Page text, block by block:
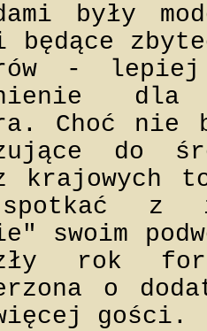
były
-
dla
Choć nie
do
krajowych
z
swoim
rok
o
gości.